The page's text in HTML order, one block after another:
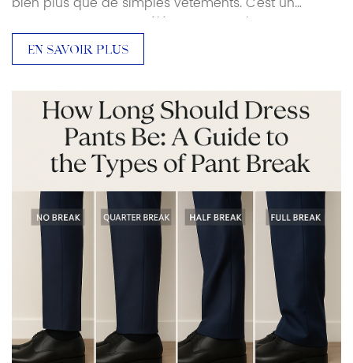
mouvement vers une élégance sans logos, une
exclusivité sans éclat. Pour les acheteurs et les
professionnels du secteur, cette évolution redéfinit
masculin haut de gamme en 2025-2026. Qu'est-ce
que le luxe discret ? La tendance au luxe discret
(ou à la richesse discrète, à l'esthétique des
hommes à l'ancienne) n'est pas nouvelle, mais […]
EN SAVOIR PLUS